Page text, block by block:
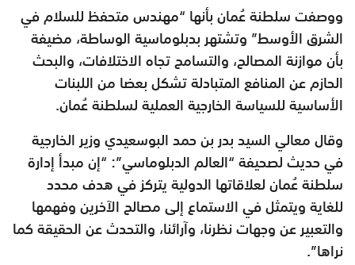
ووصفت سلطنة عُمان بأنها “مهندس متحفظ للسلام في
الشرق الأوسط” وتشتهر بدبلوماسية الوساطة، مضيفة
بأن موازنة المصالح، والتسامح تجاه الاختلافات، والبحث
الحازم عن المنافع المتبادلة تشكل بعضا من اللبنات
الأساسية للسياسة الخارجية العملية لسلطنة عُمان.
وقال معالي السيد بدر بن حمد البوسعيدي وزير الخارجية
في حديث لصحيفة “العالم الدبلوماسي”: “إن مبدأ إدارة
سلطنة عُمان لعلاقاتها الدولية يتركز في هدف محدد
للغاية ويتمثل في الاستماع إلى مصالح الآخرين وفهمها
والتعبير عن وجهات نظرنا، وآرائنا، والتحدث عن الحقيقة كما
نراها”.